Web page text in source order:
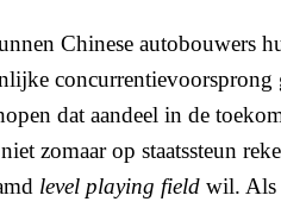
Chinese autobouwers
dat aandeel in de
zomaar op staatssteun
level playing field wil. Als